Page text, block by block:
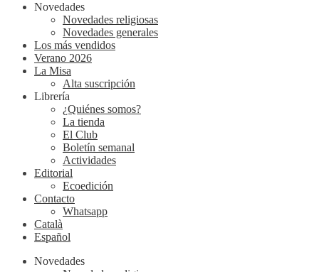
Novedades
Novedades religiosas
Novedades generales
Los más vendidos
Verano 2026
La Misa
Alta suscripción
Librería
¿Quiénes somos?
La tienda
El Club
Boletín semanal
Actividades
Editorial
Ecoedición
Contacto
Whatsapp
Català
Español
Novedades